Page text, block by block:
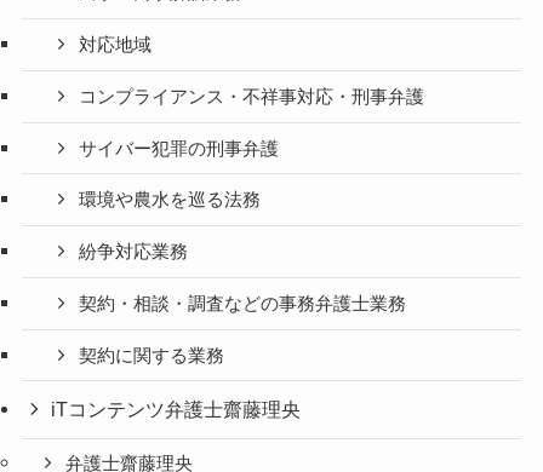
対応地域
コンプライアンス・不祥事対応・刑事弁護
サイバー犯罪の刑事弁護
環境や農水を巡る法務
紛争対応業務
契約・相談・調査などの事務弁護士業務
契約に関する業務
iTコンテンツ弁護士齋藤理央
弁護士齋藤理央